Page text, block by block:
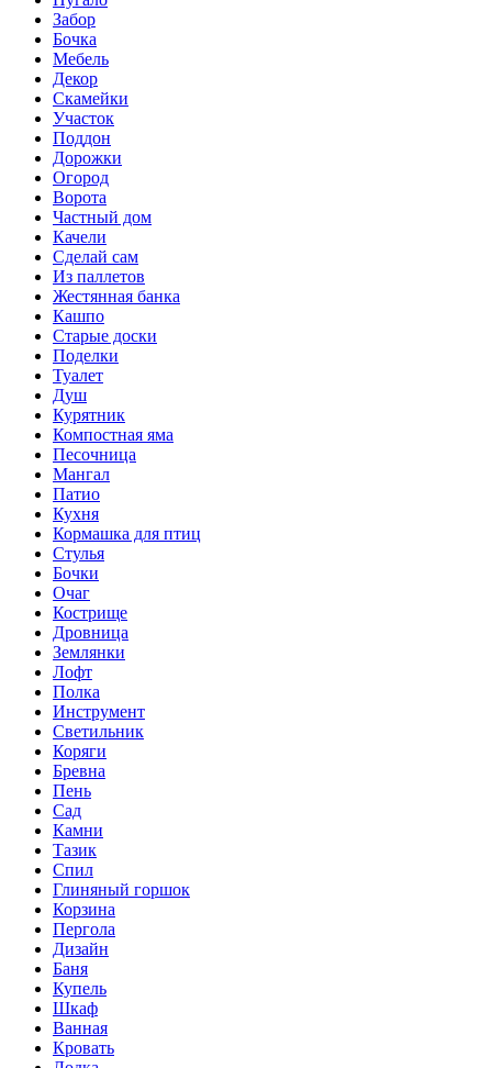
Забор
Бочка
Мебель
Декор
Скамейки
Участок
Поддон
Дорожки
Огород
Ворота
Частный дом
Качели
Сделай сам
Из паллетов
Жестянная банка
Кашпо
Старые доски
Поделки
Туалет
Душ
Курятник
Компостная яма
Песочница
Мангал
Патио
Кухня
Кормашка для птиц
Стулья
Бочки
Очаг
Кострище
Дровница
Землянки
Лофт
Полка
Инструмент
Светильник
Коряги
Бревна
Пень
Сад
Камни
Тазик
Спил
Глиняный горшок
Корзина
Пергола
Дизайн
Баня
Купель
Шкаф
Ванная
Кровать